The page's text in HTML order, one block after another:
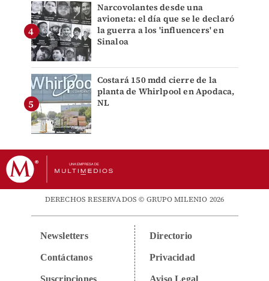
Narcovolantes desde una
avioneta: el día que se le declaró
la guerra a los 'influencers' en
Sinaloa
Costará 150 mdd cierre de la
planta de Whirlpool en Apodaca,
NL
DERECHOS RESERVADOS © GRUPO MILENIO 2026
Newsletters
Contáctanos
Suscripciones
Directorio
Privacidad
Aviso Legal